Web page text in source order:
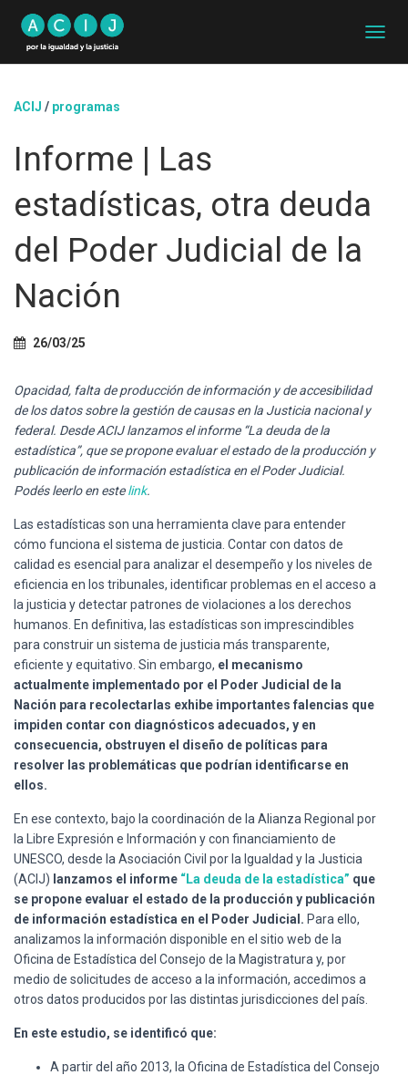
A
ACIJ / programas
Informe | Las
estadísticas, otra deuda
del Poder Judicial de la
Nación
26/03/25
Opacidad, falta de producción de información y de accesibilidad
de los datos sobre la gestión de causas en la Justicia nacional y
federal. Desde ACIJ lanzamos el informe “La deuda de la
estadística”, que se propone evaluar el estado de la producción y
publicación de información estadística en el Poder Judicial.
Podés leerlo en estelink.
Las estadísticas son una herramienta clave para entender
cómo funciona el sistema de justicia. Contar con datos de
calidad es esencial para analizar el desempeño y los niveles de
eficiencia en los tribunales, identificar problemas en el acceso a
la justicia y detectar patrones de violaciones a los derechos
humanos. En definitiva, las estadísticas son imprescindibles
para construir un sistema de justicia más transparente,
eficiente y equitativo. Sin embargo, el mecanismo
actualmente implementado por el Poder Judicial de la
Nación para recolectarlas exhibe importantes falencias que
impiden contar con diagnósticos adecuados, y en
consecuencia, obstruyen el diseño de políticas para
resolver las problemáticas que podrían identificarse en
ellos.
En ese contexto, bajo la coordinación de la Alianza Regional por
la Libre Expresión e Información y con financiamiento de
UNESCO, desde la Asociación Civil por la Igualdad y la Justicia
(ACIJ) lanzamos el informe “La deuda de la estadística” que
se propone evaluar el estado de la producción y publicación
de información estadística en el Poder Judicial. Para ello,
analizamos la información disponible en el sitio web de la
Oficina de Estadística del Consejo de la Magistratura y, por
medio de solicitudes de acceso a la información, accedimos a
otros datos producidos por las distintas jurisdicciones del país.
En este estudio, se identificó que:
A partir del año 2013, la Oficina de Estadística del Consejo